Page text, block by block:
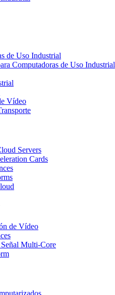
de Uso Industrial
Computadoras de Uso Industrial
Vídeo
Servers
Cards
de Vídeo
Multi-Core